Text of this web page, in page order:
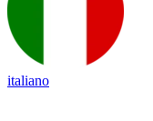
italiano